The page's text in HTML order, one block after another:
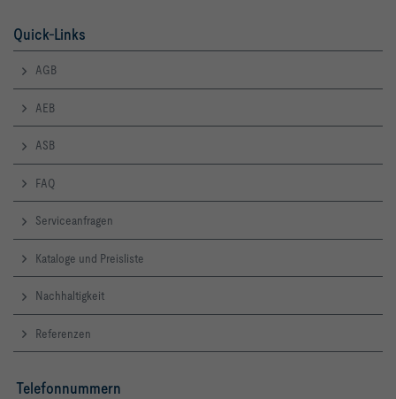
Quick-Links
AGB
AEB
ASB
FAQ
Serviceanfragen
Kataloge und Preisliste
Nachhaltigkeit
Referenzen
Telefonnummern